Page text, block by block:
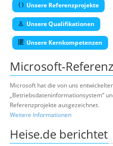
Unsere Referenzprojekte
Unsere Qualifikationen
Unsere Kernkompetenzen
Microsoft-
Microsoft hat die von uns
„Betriebsdateninformationsystem“
Referenzprojekte ausgezeichnet.
Weitere Informationen
Heise.de berichtet